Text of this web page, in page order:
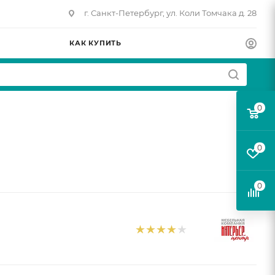
г. Санкт-Петербург, ул. Коли Томчака д. 28
КАК КУПИТЬ
0
0
0